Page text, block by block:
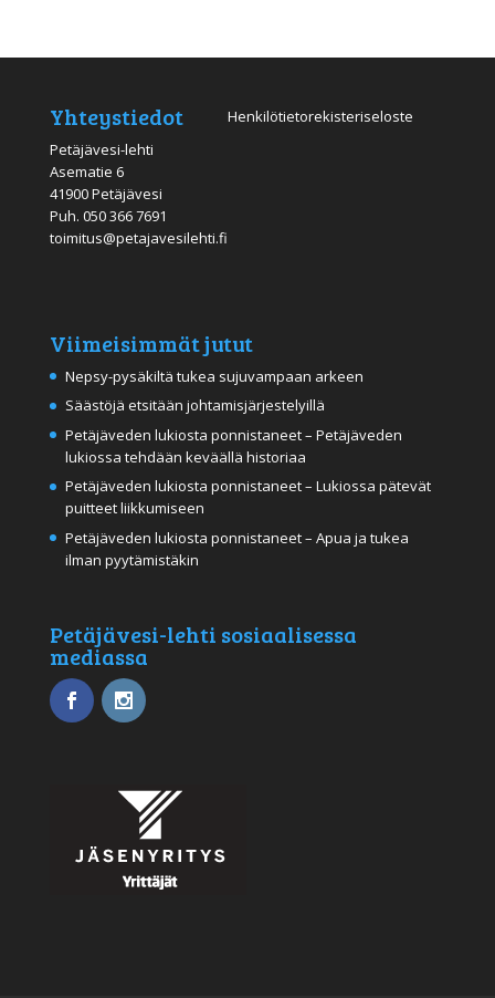
Yhteystiedot
Petäjävesi-lehti
Asematie 6
41900 Petäjävesi
Puh. 050 366 7691
toimitus@petajavesilehti.fi
Henkilötietorekisteriseloste
Viimeisimmät jutut
Nepsy-pysäkiltä tukea sujuvampaan arkeen
Säästöjä etsitään johtamisjärjestelyillä
Petäjäveden lukiosta ponnistaneet – Petäjäveden
lukiossa tehdään keväällä historiaa
Petäjäveden lukiosta ponnistaneet – Lukiossa pätevät
puitteet liikkumiseen
Petäjäveden lukiosta ponnistaneet – Apua ja tukea
ilman pyytämistäkin
Petäjävesi-lehti sosiaalisessa
mediassa